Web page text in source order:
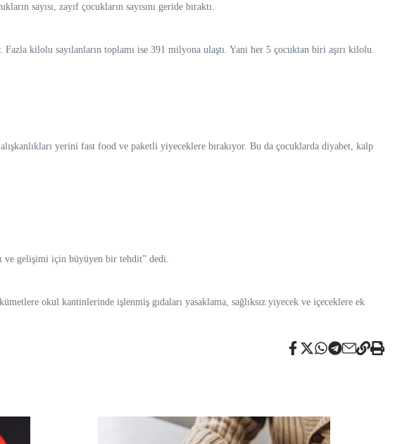
sayısı, zayıf çocukların sayısını geride bıraktı.
kilolu sayılanların toplamı ise 391 milyona ulaştı. Yani her 5 çocuktan biri aşırı kilolu.
yerini fast food ve paketli yiyeceklere bırakıyor. Bu da çocuklarda diyabet, kalp
ve gelişimi için büyüyen bir tehdit” dedi.
okul kantinlerinde işlenmiş gıdaları yasaklama, sağlıksız yiyecek ve içeceklere ek